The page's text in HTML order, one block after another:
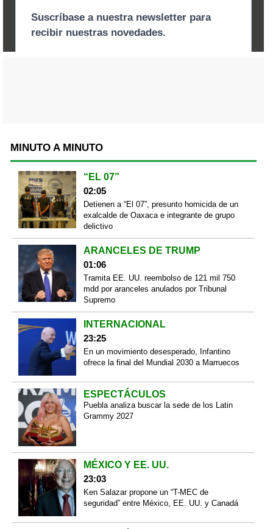
MINUTO A MINUTO
“EL 07”
02:05
Detienen a “El 07”, presunto homicida de un
exalcalde de Oaxaca e integrante de grupo
delictivo
ARANCELES DE TRUMP
01:06
Tramita EE. UU. reembolso de 121 mil 750
mdd por aranceles anulados por Tribunal
Supremo
INTERNACIONAL
23:25
En un movimiento desesperado, Infantino
ofrece la final del Mundial 2030 a Marruecos
ESPECTÁCULOS
Puebla analiza buscar la sede de los Latin
Grammy 2027
MÉXICO Y EE. UU.
23:03
Ken Salazar propone un “T-MEC de
seguridad” entre México, EE. UU. y Canadá